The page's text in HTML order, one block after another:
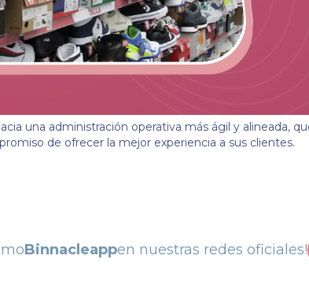
una administración operativa más ágil y alineada,
de ofrecer la mejor experiencia a sus clientes.
Binnacleappen nuestras redes oficiales!